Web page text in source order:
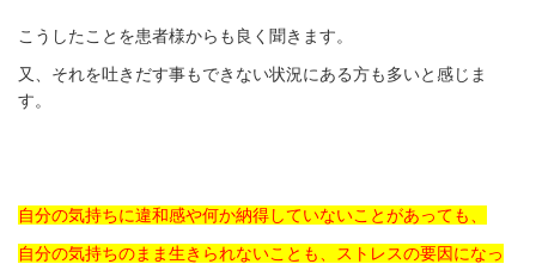
こうしたことを患者様からも良く聞きます。
又、それを吐きだす事もできない状況にある方も多いと感じま
す。
自分の気持ちに違和感や何か納得していないことがあっても、
自分の気持ちのまま生きられないことも、ストレスの要因になっ